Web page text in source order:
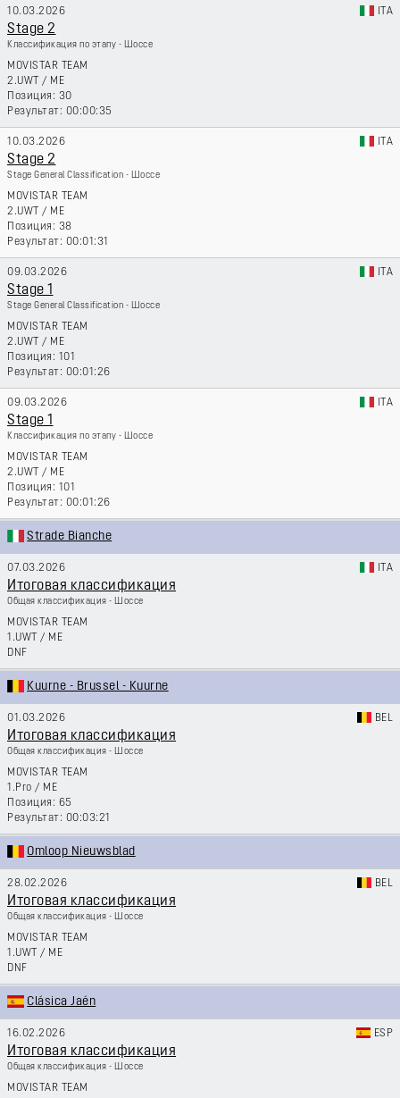
10.03.2026 ITA
Stage 2
Классификация по этапу - Шоссе
MOVISTAR TEAM
2.UWT / ME
30
00:00:35
10.03.2026 ITA
Stage 2
Stage General Classification - Шоссе
MOVISTAR TEAM
2.UWT / ME
38
00:01:31
09.03.2026 ITA
Stage 1
Stage General Classification - Шоссе
MOVISTAR TEAM
2.UWT / ME
101
00:01:26
09.03.2026 ITA
Stage 1
Классификация по этапу - Шоссе
MOVISTAR TEAM
2.UWT / ME
101
00:01:26
Strade Bianche
07.03.2026 ITA
Итоговая классификация
Общая классификация - Шоссе
MOVISTAR TEAM
1.UWT / ME
DNF
Kuurne - Brussel - Kuurne
01.03.2026 BEL
Итоговая классификация
Общая классификация - Шоссе
MOVISTAR TEAM
1.Pro / ME
65
00:03:21
Omloop Nieuwsblad
28.02.2026 BEL
Итоговая классификация
Общая классификация - Шоссе
MOVISTAR TEAM
1.UWT / ME
DNF
Clásica Jaén
16.02.2026 ESP
Итоговая классификация
Общая классификация - Шоссе
MOVISTAR TEAM